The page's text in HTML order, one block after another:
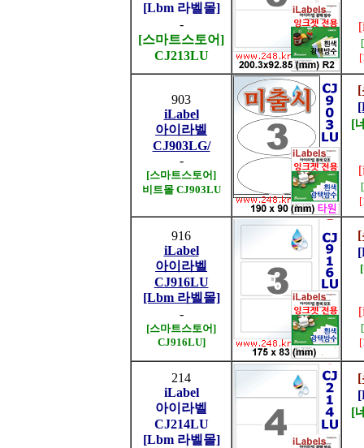
[Lbm 라벨몰]
-
[스마트스토어]
CJ213LU
903
iLabel
아이라벨
CJ903LG/
-
[스마트스토어]
비트몰 CJ903LU
[
[
916
iLabel
아이라벨
CJ916LU
[Lbm 라벨몰]
-
[스마트스토어]
CJ916LU]
[
214
iLabel
아이라벨
CJ214LU
[Lbm 라벨몰]
[
[